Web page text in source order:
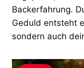
Backerfahrung.
Geduld entsteht
sondern auch